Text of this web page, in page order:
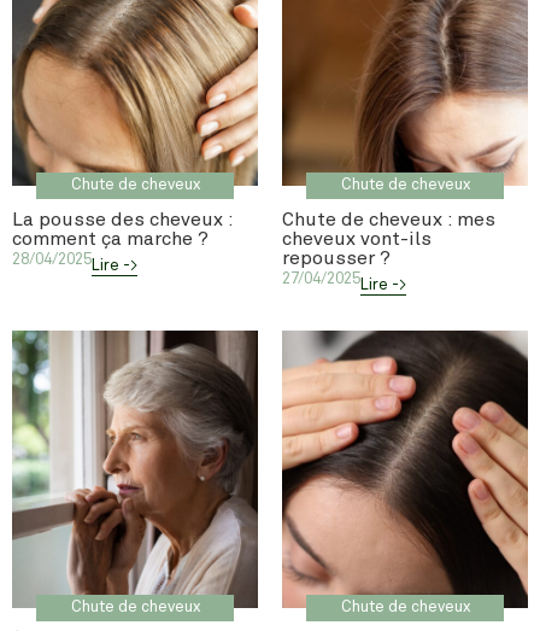
Chute de cheveux
La pousse des cheveux :
comment ça marche ?
28/04/2025Lire ->
Chute de cheveux
Chute de cheveux : mes
cheveux vont-ils
repousser ?
27/04/2025Lire ->
Chute de cheveux Chute de cheveux